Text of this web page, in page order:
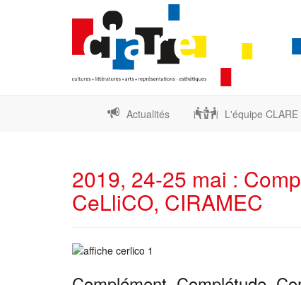
Actualités L'équipe CLARE
2019, 24-25 mai :
CeLliCO, CIRAMEC